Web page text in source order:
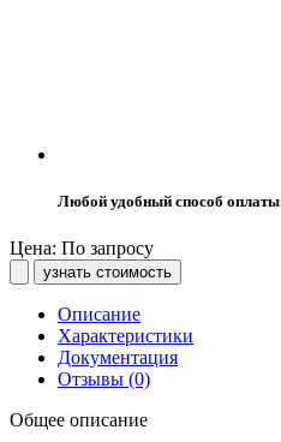
Любой удобный способ оплаты
Цена: По запросу
узнать стоимость
Описание
Характеристики
Документация
Отзывы (0)
Общее описание